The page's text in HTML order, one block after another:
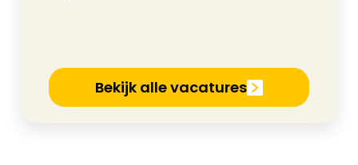
Bekijk alle vacatures